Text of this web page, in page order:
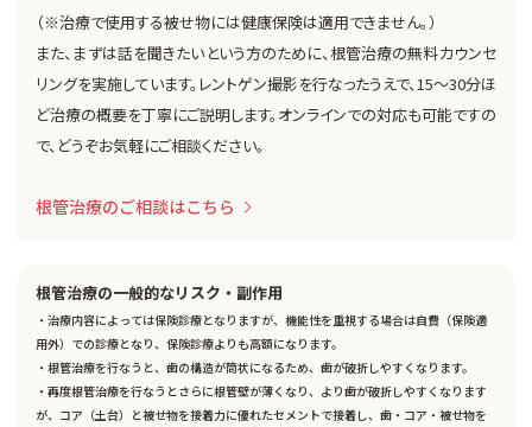
（※治療で使用する被せ物には健康保険は適用できません。）
また、まずは話を聞きたいという方のために、根管治療の無料カウンセ
リングを実施しています。レントゲン撮影を行なったうえで、15～30分ほ
ど治療の概要を丁寧にご説明します。オンラインでの対応も可能ですの
で、どうぞお気軽にご相談ください。
根管治療のご相談はこちら
根管治療の一般的なリスク・副作用
・治療内容によっては保険診療となりますが、機能性を重視する場合は自費（保険適
用外）での診療となり、保険診療よりも高額になります。
・根管治療を行なうと、歯の構造が筒状になるため、歯が破折しやすくなります。
・再度根管治療を行なうとさらに根管壁が薄くなり、より歯が破折しやすくなります
が、コア（土台）と被せ物を接着力に優れたセメントで接着し、歯・コア・被せ物を